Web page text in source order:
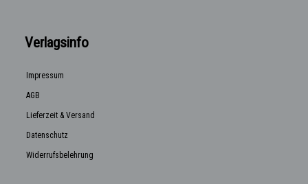
Verlagsinfo
Impressum
AGB
Lieferzeit & Versand
Datenschutz
Widerrufsbelehrung